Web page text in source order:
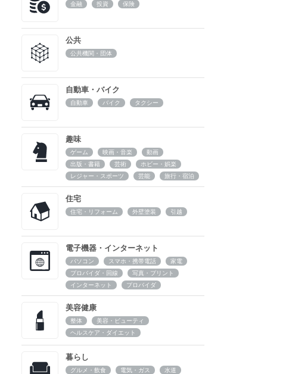
金融 投資 保険
公共
公共機関・団体
自動車・バイク
自動車 バイク タクシー
趣味
ゲーム 映画・音楽
動画
出版・書籍
芸術
ホビー・娯楽
レジャー・スポーツ
芸能 旅行・宿泊
住宅
住宅・リフォーム 外壁塗装 引越
電子機器・インターネット
パソコン スマホ・携帯電話
家電
プロバイダ・回線
写真・プリント
インターネット
プロバイダ
美容健康
整体
美容・ビューティ
ヘルスケア・ダイエット
暮らし
グルメ・飲食 電気・ガス
水道